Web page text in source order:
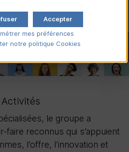
Activités
le groupe a
faire reconnus qui s’appuient
l’offre, l’innovation et
Accepter
mes préférences
notre politique Cookies